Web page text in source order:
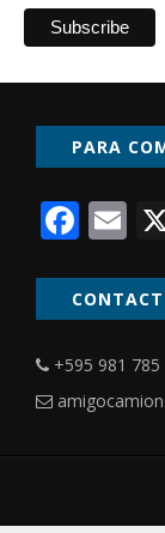
PARA
+595 981 785